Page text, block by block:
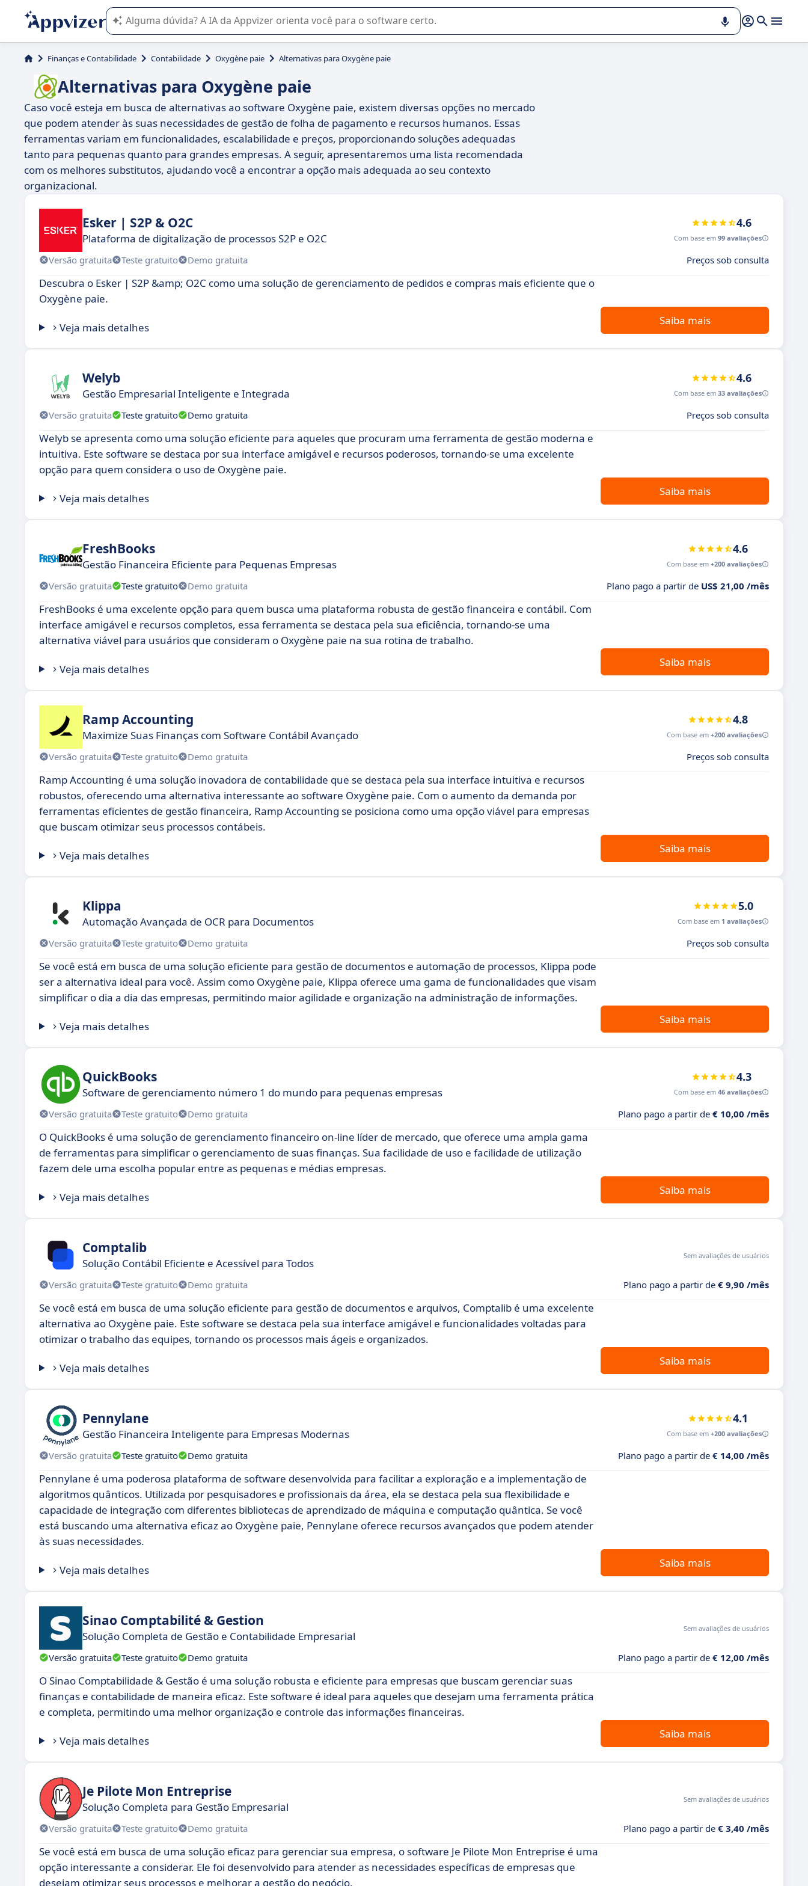
A IA do Appvizer o orienta no uso ou na seleção de software SaaS para sua empresa.
Finanças e Contabilidade Contabilidade Oxygène paie Alternativas para Oxygène paie
Alternativas para Oxygène paie
Caso você esteja em busca de alternativas ao software Oxygène paie, existem diversas opções no mercado
que podem atender às suas necessidades de gestão de folha de pagamento e recursos humanos. Essas
ferramentas variam em funcionalidades, escalabilidade e preços, proporcionando soluções adequadas
tanto para pequenas quanto para grandes empresas. A seguir, apresentaremos uma lista recomendada
com os melhores substitutos, ajudando você a encontrar a opção mais adequada ao seu contexto
organizacional.
Esker | S2P & O2C
Plataforma de digitalização de processos S2P e O2C
4.6
Com base em 99 avaliações
Versão gratuita Teste gratuito Demo gratuita Preços sob consulta
Descubra o Esker | S2P &amp; O2C como uma solução de gerenciamento de pedidos e compras mais eficiente que o
Oxygène paie.
Veja mais detalhes
Saiba mais
Welyb
Gestão Empresarial Inteligente e Integrada
4.6
Com base em 33 avaliações
Versão gratuita Teste gratuito Demo gratuita Preços sob consulta
Welyb se apresenta como uma solução eficiente para aqueles que procuram uma ferramenta de gestão moderna e
intuitiva. Este software se destaca por sua interface amigável e recursos poderosos, tornando-se uma excelente
opção para quem considera o uso de Oxygène paie.
Veja mais detalhes
Saiba mais
FreshBooks
Gestão Financeira Eficiente para Pequenas Empresas
4.6
Com base em +200 avaliações
Versão gratuita Teste gratuito Demo gratuita Plano pago a partir de US$ 21,00 /mês
FreshBooks é uma excelente opção para quem busca uma plataforma robusta de gestão financeira e contábil. Com
interface amigável e recursos completos, essa ferramenta se destaca pela sua eficiência, tornando-se uma
alternativa viável para usuários que consideram o Oxygène paie na sua rotina de trabalho.
Veja mais detalhes
Saiba mais
Ramp Accounting
Maximize Suas Finanças com Software Contábil Avançado
4.8
Com base em +200 avaliações
Versão gratuita Teste gratuito Demo gratuita Preços sob consulta
Ramp Accounting é uma solução inovadora de contabilidade que se destaca pela sua interface intuitiva e recursos
robustos, oferecendo uma alternativa interessante ao software Oxygène paie. Com o aumento da demanda por
ferramentas eficientes de gestão financeira, Ramp Accounting se posiciona como uma opção viável para empresas
que buscam otimizar seus processos contábeis.
Veja mais detalhes
Saiba mais
Klippa
Automação Avançada de OCR para Documentos
5.0
Com base em 1 avaliações
Versão gratuita Teste gratuito Demo gratuita Preços sob consulta
Se você está em busca de uma solução eficiente para gestão de documentos e automação de processos, Klippa pode
ser a alternativa ideal para você. Assim como Oxygène paie, Klippa oferece uma gama de funcionalidades que visam
simplificar o dia a dia das empresas, permitindo maior agilidade e organização na administração de informações.
Veja mais detalhes
Saiba mais
QuickBooks
Software de gerenciamento número 1 do mundo para pequenas empresas
4.3
Com base em 46 avaliações
Versão gratuita Teste gratuito Demo gratuita Plano pago a partir de € 10,00 /mês
O QuickBooks é uma solução de gerenciamento financeiro on-line líder de mercado, que oferece uma ampla gama
de ferramentas para simplificar o gerenciamento de suas finanças. Sua facilidade de uso e facilidade de utilização
fazem dele uma escolha popular entre as pequenas e médias empresas.
Veja mais detalhes
Saiba mais
Comptalib
Solução Contábil Eficiente e Acessível para Todos
Sem avaliações de usuários
Versão gratuita Teste gratuito Demo gratuita Plano pago a partir de € 9,90 /mês
Se você está em busca de uma solução eficiente para gestão de documentos e arquivos, Comptalib é uma excelente
alternativa ao Oxygène paie. Este software se destaca pela sua interface amigável e funcionalidades voltadas para
otimizar o trabalho das equipes, tornando os processos mais ágeis e organizados.
Veja mais detalhes
Saiba mais
Pennylane
Gestão Financeira Inteligente para Empresas Modernas
4.1
Com base em +200 avaliações
Versão gratuita Teste gratuito Demo gratuita Plano pago a partir de € 14,00 /mês
Pennylane é uma poderosa plataforma de software desenvolvida para facilitar a exploração e a implementação de
algoritmos quânticos. Utilizada por pesquisadores e profissionais da área, ela se destaca pela sua flexibilidade e
capacidade de integração com diferentes bibliotecas de aprendizado de máquina e computação quântica. Se você
está buscando uma alternativa eficaz ao Oxygène paie, Pennylane oferece recursos avançados que podem atender
às suas necessidades.
Veja mais detalhes
Saiba mais
Sinao Comptabilité & Gestion
Solução Completa de Gestão e Contabilidade Empresarial
Sem avaliações de usuários
Versão gratuita Teste gratuito Demo gratuita Plano pago a partir de € 12,00 /mês
O Sinao Comptabilidade & Gestão é uma solução robusta e eficiente para empresas que buscam gerenciar suas
finanças e contabilidade de maneira eficaz. Este software é ideal para aqueles que desejam uma ferramenta prática
e completa, permitindo uma melhor organização e controle das informações financeiras.
Veja mais detalhes
Saiba mais
Je Pilote Mon Entreprise
Solução Completa para Gestão Empresarial
Sem avaliações de usuários
Versão gratuita Teste gratuito Demo gratuita Plano pago a partir de € 3,40 /mês
Se você está em busca de uma solução eficaz para gerenciar sua empresa, o software Je Pilote Mon Entreprise é uma
opção interessante a considerar. Ele foi desenvolvido para atender as necessidades específicas de empresas que
desejam otimizar seus processos e melhorar a gestão do negócio.